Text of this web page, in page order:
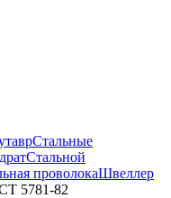
Стальные
Стальной
проволокаШвеллер
5781-82